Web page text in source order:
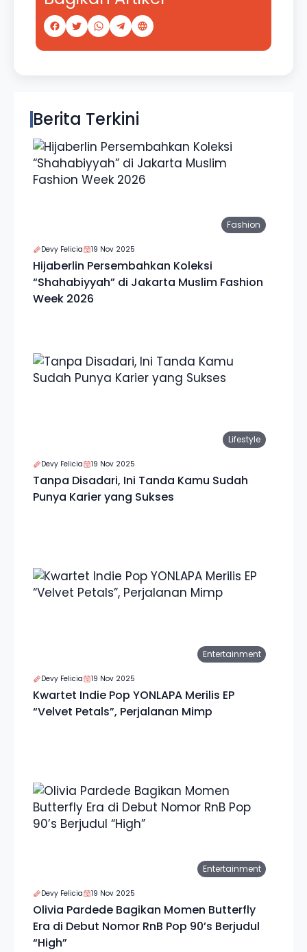
Berita Terkini
Fashion
Devy Felicia 19 Nov 2025
Hijaberlin Persembahkan Koleksi
“Shahabiyyah” di Jakarta Muslim Fashion
Week 2026
Lifestyle
Devy Felicia 19 Nov 2025
Tanpa Disadari, Ini Tanda Kamu Sudah
Punya Karier yang Sukses
Entertainment
Devy Felicia 19 Nov 2025
Kwartet Indie Pop YONLAPA Merilis EP
“Velvet Petals”, Perjalanan Mimp
Entertainment
Devy Felicia 19 Nov 2025
Olivia Pardede Bagikan Momen Butterfly
Era di Debut Nomor RnB Pop 90’s Berjudul
“High”